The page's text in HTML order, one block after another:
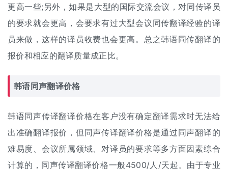
更高一些;另外，如果是大型的国际交流会议，对同传译员
的要求就会更高，会要求有过大型会议同传翻译经验的译
员来做，这样的译员收费也会更高。总之韩语同传翻译的
报价和相应的翻译质量成正比。
韩语同声翻译价格
韩语同声传译翻译价格在客户没有确定翻译需求时无法给
出准确翻译报价，但同声传译翻译价格是通过同声翻译的
难易度、会议所属领域、对译员的要求等多方面因素综合
计算的，同声传译翻译价格一般4500/人/天起。由于专业